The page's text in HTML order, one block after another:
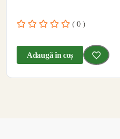
( 0 )
Adaugă în coș